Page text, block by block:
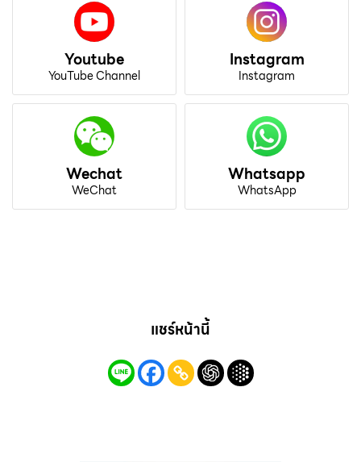
Youtube
YouTube Channel
Instagram
Instagram
Wechat
WeChat
Whatsapp
WhatsApp
แชร์หน้านี้